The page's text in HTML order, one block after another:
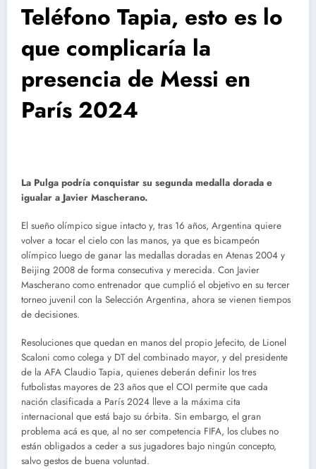
Teléfono Tapia, esto es lo
que complicaría la
presencia de Messi en
París 2024
La Pulga podría conquistar su segunda medalla dorada e
igualar a Javier Mascherano.
El sueño olímpico sigue intacto y, tras 16 años, Argentina quiere
volver a tocar el cielo con las manos, ya que es bicampeón
olímpico luego de ganar las medallas doradas en Atenas 2004 y
Beijing 2008 de forma consecutiva y merecida. Con Javier
Mascherano como entrenador que cumplió el objetivo en su tercer
torneo juvenil con la Selección Argentina, ahora se vienen tiempos
de decisiones.
Resoluciones que quedan en manos del propio Jefecito, de Lionel
Scaloni como colega y DT del combinado mayor, y del presidente
de la AFA Claudio Tapia, quienes deberán definir los tres
futbolistas mayores de 23 años que el COI permite que cada
nación clasificada a París 2024 lleve a la máxima cita
internacional que está bajo su órbita. Sin embargo, el gran
problema acá es que, al no ser competencia FIFA, los clubes no
están obligados a ceder a sus jugadores bajo ningún concepto,
salvo gestos de buena voluntad.